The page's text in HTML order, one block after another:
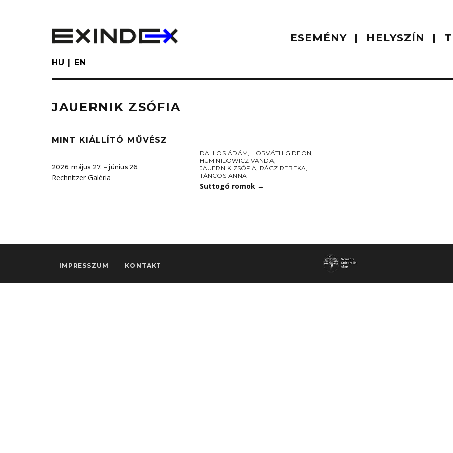
ESEMÉNY HELYSZÍN
HU EN
JAUERNIK ZSÓFIA
MINT KIÁLLÍTÓ MŰVÉSZ
2026. május 27. ‒ június 26.
Rechnitzer Galéria
DALLOS ÁDÁM, HORVÁTH GIDEON,
HUMINILOWICZ VANDA,
JAUERNIK ZSÓFIA, RÁCZ REBEKA,
TÁNCOS ANNA
Suttogó romok →
IMPRESSZUM KONTAKT